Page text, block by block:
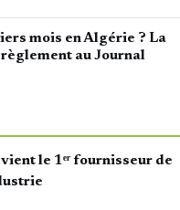
mois en Algérie ? La
au Journal
le 1ᵉʳ fournisseur de